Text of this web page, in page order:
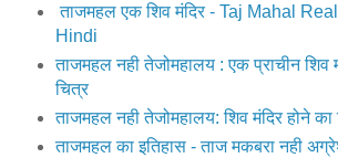
ताजमहल एक शिव मंदिर - Taj Mahal
Hindi
ताजमहल नही तेजोमहालय : एक प्राचीन शिव
चित्र
ताजमहल नही तेजोमहालय: शिव मंदिर होने का
ताजमहल का इतिहास - ताज मकबरा नही